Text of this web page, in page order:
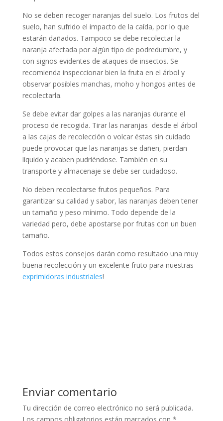
No se deben recoger naranjas del suelo. Los frutos del
suelo, han sufrido el impacto de la caída, por lo que
estarán dañados. Tampoco se debe recolectar la
naranja afectada por algún tipo de podredumbre, y
con signos evidentes de ataques de insectos. Se
recomienda inspeccionar bien la fruta en el árbol y
observar posibles manchas, moho y hongos antes de
recolectarla.
Se debe evitar dar golpes a las naranjas durante el
proceso de recogida. Tirar las naranjas desde el árbol
a las cajas de recolección o volcar éstas sin cuidado
puede provocar que las naranjas se dañen, pierdan
líquido y acaben pudriéndose. También en su
transporte y almacenaje se debe ser cuidadoso.
No deben recolectarse frutos pequeños. Para
garantizar su calidad y sabor, las naranjas deben tener
un tamaño y peso mínimo. Todo depende de la
variedad pero, debe apostarse por frutas con un buen
tamaño.
Todos estos consejos darán como resultado una muy
buena recolección y un excelente fruto para nuestras
exprimidoras industriales!​
Enviar comentario
Tu dirección de correo electrónico no será publicada.